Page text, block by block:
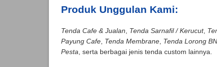
Produk Unggulan Kami:
Tenda Cafe & Jualan Tenda Sarnafil / Kerucut,
Payung Cafe, Tenda Membrane, Tenda Lorong
Pesta , serta berbagai jenis tenda custom lainnya.